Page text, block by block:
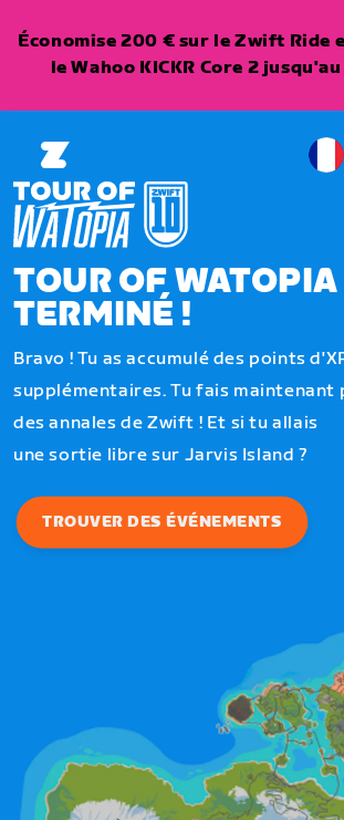
Économise 200 € sur le Zwift Ride
le Wahoo KICKR Core 2
TOUR OF
TERMINÉ !
Bravo ! Tu as accumulé des points
supplémentaires. Tu fais maintenant
des annales de Zwift ! Et si tu allais
une sortie libre sur Jarvis Island ?
TROUVER DES ÉVÉNEMENTS